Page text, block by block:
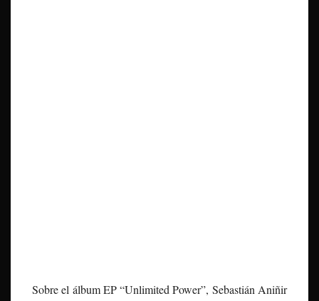
Sobre el álbum EP “Unlimited Power”, Sebastián Aniñir